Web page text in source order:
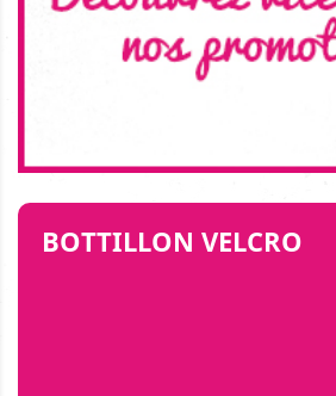
BOTTILLON VELCRO